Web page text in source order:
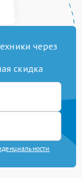
через
скидка